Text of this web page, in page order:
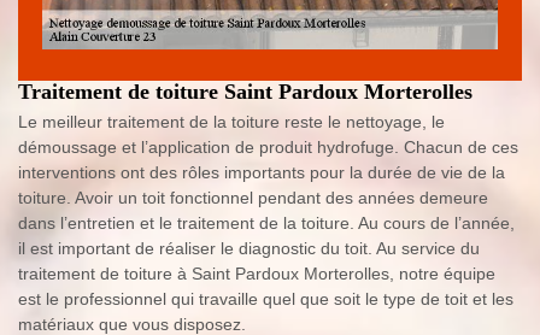
Traitement de toiture Saint Pardoux Morterolles
Le meilleur traitement de la toiture reste le nettoyage, le
démoussage et l’application de produit hydrofuge. Chacun de ces
interventions ont des rôles importants pour la durée de vie de la
toiture. Avoir un toit fonctionnel pendant des années demeure
dans l’entretien et le traitement de la toiture. Au cours de l’année,
il est important de réaliser le diagnostic du toit. Au service du
traitement de toiture à Saint Pardoux Morterolles, notre équipe
est le professionnel qui travaille quel que soit le type de toit et les
matériaux que vous disposez.